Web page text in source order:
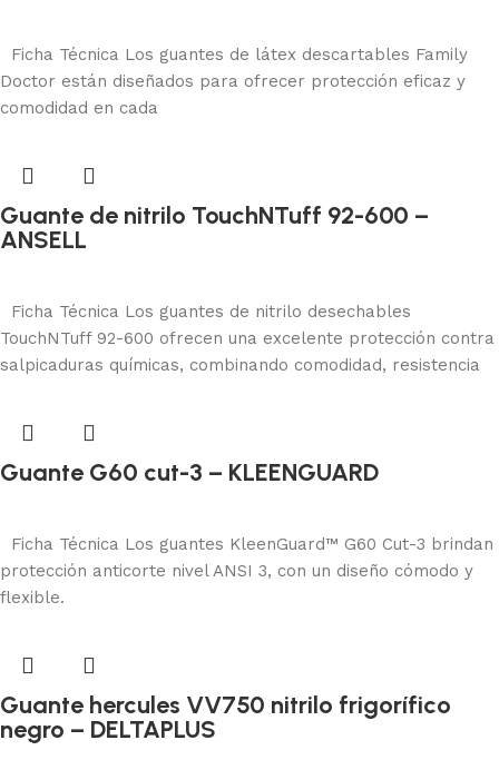
Ficha Técnica Los guantes de látex descartables Family
Doctor están diseñados para ofrecer protección eficaz y
comodidad en cada
Guante de nitrilo TouchNTuff 92-600 –
ANSELL
Ficha Técnica Los guantes de nitrilo desechables
TouchNTuff 92-600 ofrecen una excelente protección contra
salpicaduras químicas, combinando comodidad, resistencia
Guante G60 cut-3 – KLEENGUARD
Ficha Técnica Los guantes KleenGuard™ G60 Cut-3 brindan
protección anticorte nivel ANSI 3, con un diseño cómodo y
flexible.
Guante hercules VV750 nitrilo frigorífico
negro – DELTAPLUS
Protección manual